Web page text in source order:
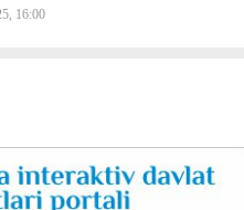
16:00